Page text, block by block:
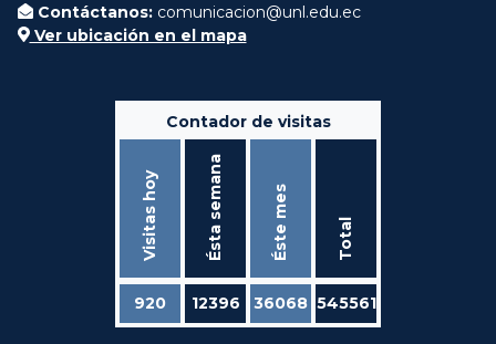
Contáctanos: comunicacion@unl.edu.ec
Ver ubicación en el mapa
Contador de visitas
Visitas hoy Ésta semana Éste mes Total
920 12396 36068 545561